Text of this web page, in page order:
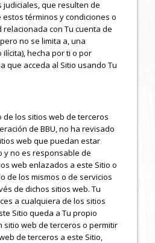
judiciales, que resulten de
términos y condiciones o
con Tu cuenta de
no se limita a, una
hecha por ti o por
que acceda al Sitio usando Tu
de los sitios web de terceros
de BBU, no ha revisado
web que puedan estar
y no es responsable de
web enlazados a este Sitio o
de los mismos o de servicios
de dichos sitios web. Tu
a cualquiera de los sitios
Sitio queda a Tu propio
sitio web de terceros o permitir
de terceros a este Sitio,